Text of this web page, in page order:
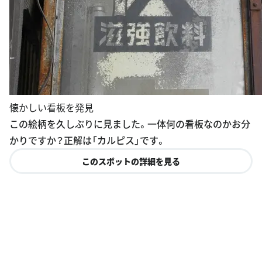
懐かしい看板を発見
この絵柄を久しぶりに見ました。一体何の看板なのかお分
かりですか？正解は「カルピス」です。
このスポットの詳細を見る